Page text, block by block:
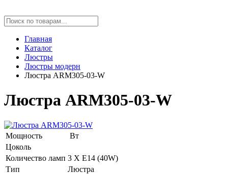
Главная
Каталог
Люстры
Люстры модерн
Люстра ARM305-03-W
Люстра ARM305-03-W
Мощность
Вт
Цоколь
Количество ламп 3 Х E14 (40W)
Тип
Люстра